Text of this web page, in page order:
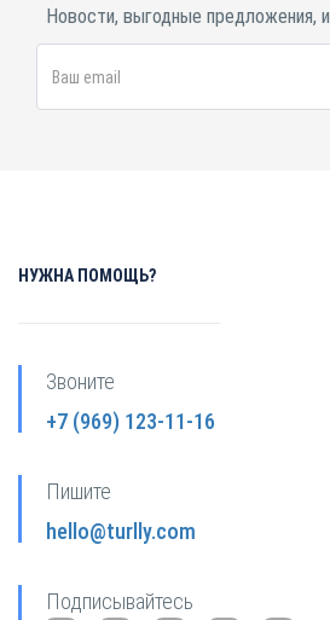
Новости, выгодные предложения,
НУЖНА ПОМОЩЬ?
Звоните
+7 (969) 123-11-16
Пишите
hello@turlly.com
Подписывайтесь